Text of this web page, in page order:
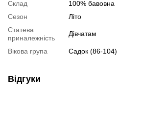
Склад
100% бавовна
Сезон
Літо
Статева
приналежність
Дівчатам
Вікова група Садок (86-104)
Відгуки